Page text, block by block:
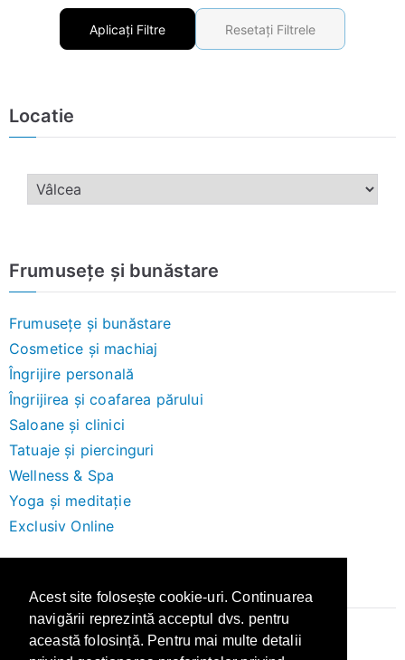
Acest site folosește cookie-uri. Continuarea
navigării reprezintă acceptul dvs. pentru
această folosință. Pentru mai multe detalii
Aplicați Filtre Resetați Filtrele
Locatie
Frumusețe și bunăstare
Frumusețe și bunăstare
Cosmetice și machiaj
Îngrijire personală
Îngrijirea și coafarea părului
Saloane și clinici
Tatuaje și piercinguri
Wellness & Spa
Yoga și meditație
Exclusiv Online
Brand-uri